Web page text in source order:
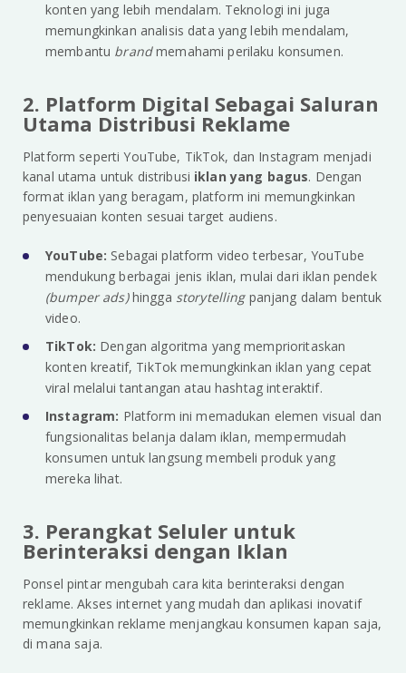
konten yang lebih mendalam. Teknologi ini juga
memungkinkan analisis data yang lebih mendalam,
membantu brandmemahami perilaku konsumen.
2. Platform Digital Sebagai Saluran
Utama Distribusi Reklame
Platform seperti YouTube, TikTok, dan Instagram menjadi
kanal utama untuk distribusi iklan yang bagus. Dengan
format iklan yang beragam, platform ini memungkinkan
penyesuaian konten sesuai target audiens.
YouTube: Sebagai platform video terbesar, YouTube
mendukung berbagai jenis iklan, mulai dari iklan pendek
(bumper ads)hingga storytelling panjang dalam bentuk
video.
TikTok: Dengan algoritma yang memprioritaskan
konten kreatif, TikTok memungkinkan iklan yang cepat
viral melalui tantangan atau hashtag interaktif.
Instagram: Platform ini memadukan elemen visual dan
fungsionalitas belanja dalam iklan, mempermudah
konsumen untuk langsung membeli produk yang
mereka lihat.
3. Perangkat Seluler untuk
Berinteraksi dengan Iklan
Ponsel pintar mengubah cara kita berinteraksi dengan
reklame. Akses internet yang mudah dan aplikasi inovatif
memungkinkan reklame menjangkau konsumen kapan saja,
di mana saja.